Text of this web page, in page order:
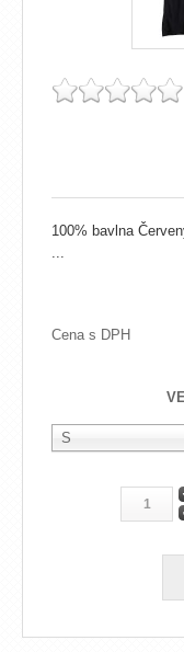
100% bavlna
...
Cena s DPH
S